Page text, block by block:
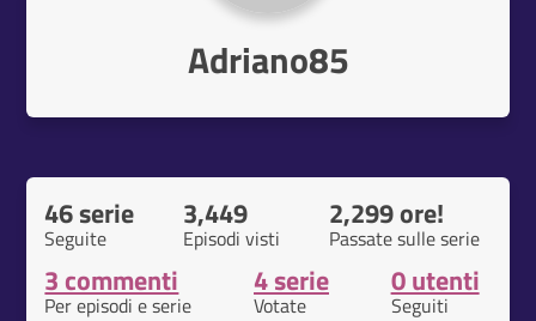
Adriano85
46 serie
Seguite
3,449
Episodi visti
2,299 ore!
Passate sulle serie
3 commenti
Per episodi e serie
4 serie
Votate
0 utenti
Seguiti